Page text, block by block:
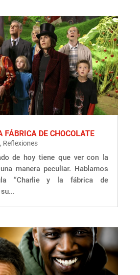
FÁBRICA DE CHOCOLATE
, Reflexiones
de hoy tiene que ver con la
manera peculiar. Hablamos
“Charlie y la fábrica de